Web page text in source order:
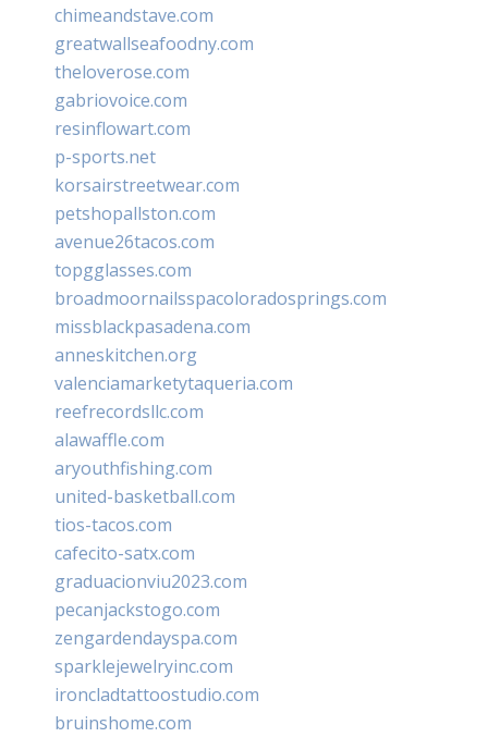
chimeandstave.com
greatwallseafoodny.com
theloverose.com
gabriovoice.com
resinflowart.com
p-sports.net
korsairstreetwear.com
petshopallston.com
avenue26tacos.com
topgglasses.com
broadmoornailsspacoloradosprings.com
missblackpasadena.com
anneskitchen.org
valenciamarketytaqueria.com
reefrecordsllc.com
alawaffle.com
aryouthfishing.com
united-basketball.com
tios-tacos.com
cafecito-satx.com
graduacionviu2023.com
pecanjackstogo.com
zengardendayspa.com
sparklejewelryinc.com
ironcladtattoostudio.com
bruinshome.com